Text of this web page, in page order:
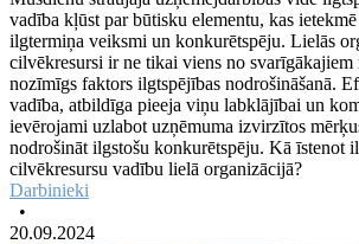
vadība kļūst par būtisku elementu, kas
ilgtermiņa veiksmi un konkurētspēju. Lielās
cilvēkresursi ir ne tikai viens no svarīgākajiem
nozīmīgs faktors ilgtspējības nodrošināšanā.
vadība, atbildīga pieeja viņu labklājībai un
ievērojami uzlabot uzņēmuma izvirzītos
nodrošināt ilgstošu konkurētspēju. Kā īstenot
cilvēkresursu vadību lielā organizācijā?
Darbinieki
•
20.09.2024